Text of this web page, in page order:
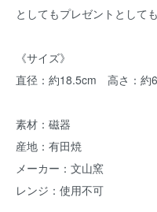
としてもプレゼントとして
《サイズ》
直径：約18.5cm 高さ：約
素材：磁器
産地：有田焼
メーカー：文山窯
レンジ：使用不可